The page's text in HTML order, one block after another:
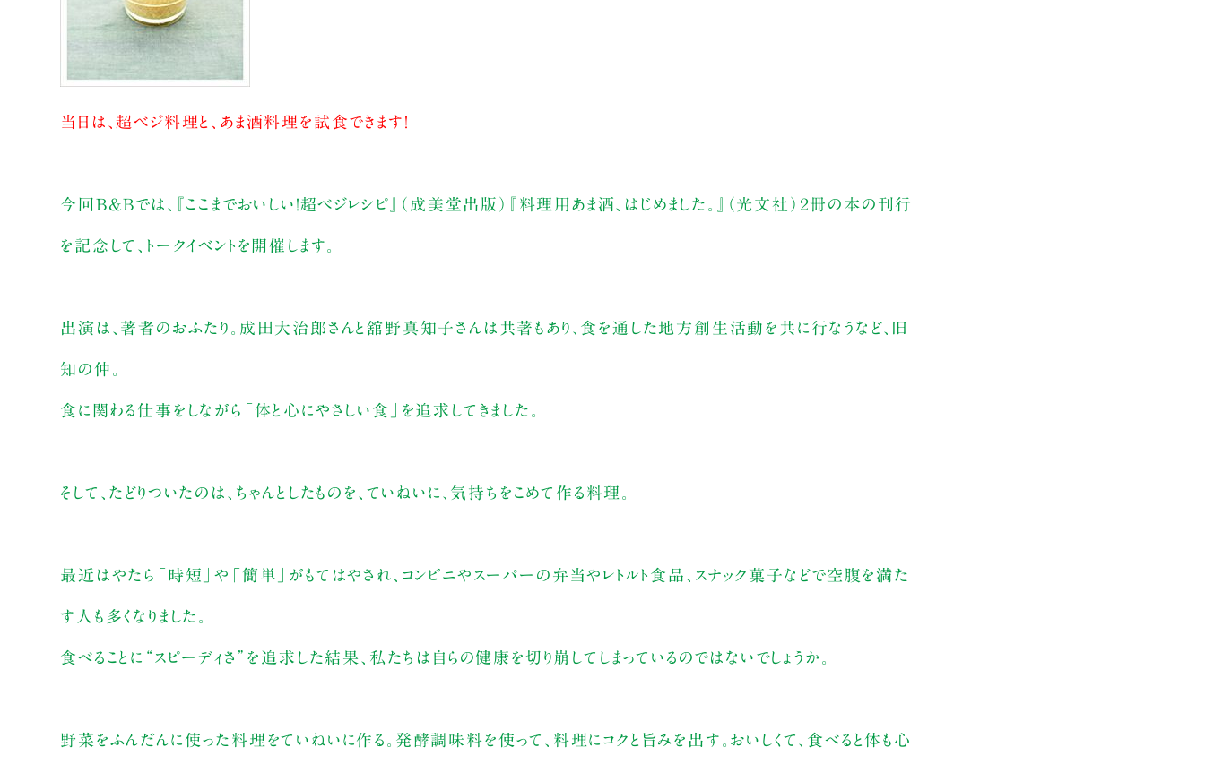
当日は、超ベジ料理と、あま酒料理を試食できます！
今回B&Bでは、『ここまでおいしい！超ベジレシピ』（成美堂出版）『料理用あま酒、はじめました。』（光文社）２冊の本の刊行
を記念して、トークイベントを開催します。
出演は、著者のおふたり。成田大治郎さんと舘野真知子さんは共著もあり、食を通した地方創生活動を共に行なうなど、旧
知の仲。
食に関わる仕事をしながら「体と心にやさしい食」を追求してきました。
そして、たどりついたのは、ちゃんとしたものを、ていねいに、気持ちをこめて作る料理。
最近はやたら「時短」や「簡単」がもてはやされ、コンビニやスーパーの弁当やレトルト食品、スナック菓子などで空腹を満た
す人も多くなりました。
食べることに“スピーディさ”を追求した結果、私たちは自らの健康を切り崩してしまっているのではないでしょうか。
野菜をふんだんに使った料理をていねいに作る。発酵調味料を使って、料理にコクと旨みを出す。おいしくて、食べると体も心